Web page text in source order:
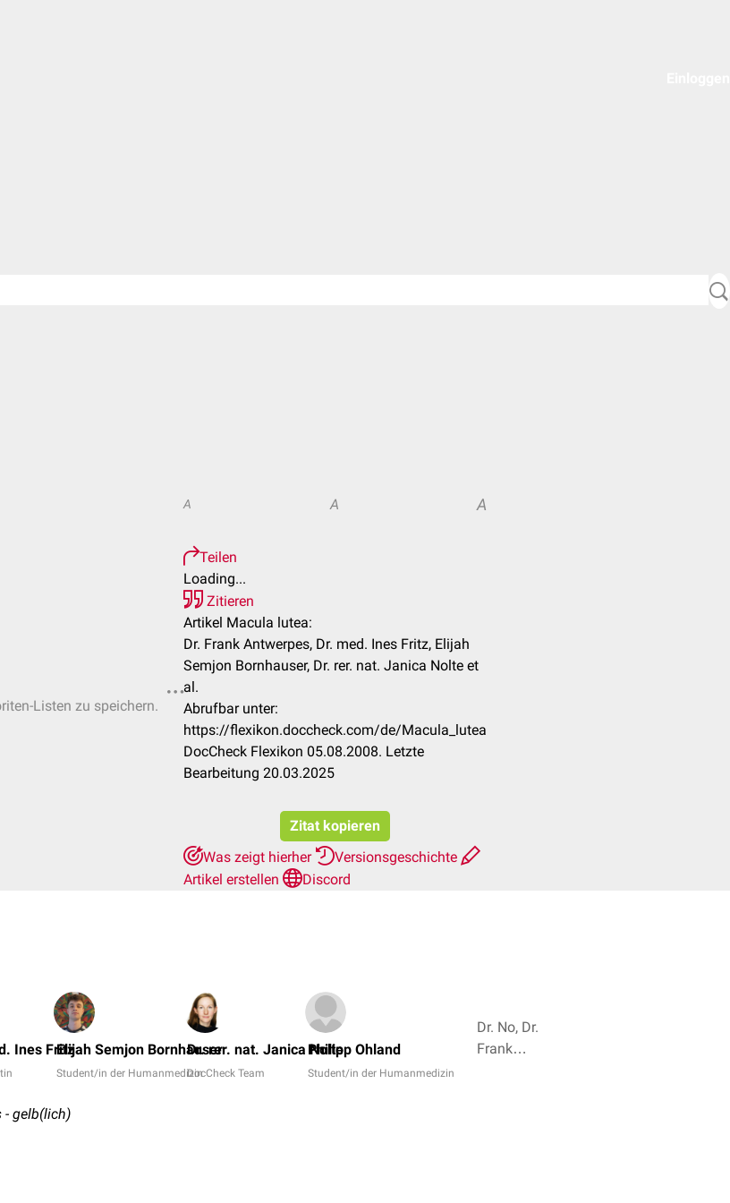
Listen zu speichern.
A A A
Teilen
Loading...
Zitieren
Artikel Macula lutea:
Dr. Frank Antwerpes, Dr. med. Ines Fritz, Elijah
Semjon Bornhauser, Dr. rer. nat. Janica Nolte et
al.
Abrufbar unter:
https://flexikon.doccheck.com/de/Macula_lutea
DocCheck Flexikon 05.08.2008. Letzte
Bearbeitung 20.03.2025
Zitat kopieren
Was zeigt hierher
Versionsgeschichte
Artikel erstellen
Discord
Ines FritzElijah Semjon Bornhauser
Student/in der Humanmedizin
Dr. rer. nat. Janica Nolte
DocCheck Team
Philipp Ohland
Student/in der Humanmedizin
Dr. No, Dr.
Frank
- gelb(lich)